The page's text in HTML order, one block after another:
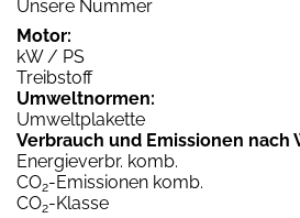
Unsere Nummer
Motor:
kW / PS
Treibstoff
Umweltnormen:
Umweltplakette
Verbrauch und Emissionen nach
Energieverbr. komb.
CO2-Emissionen komb.
CO2-Klasse